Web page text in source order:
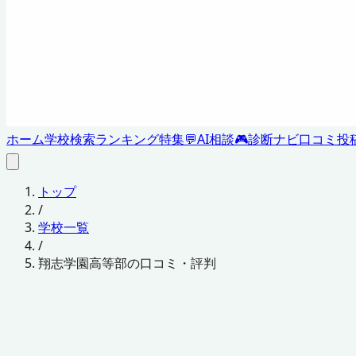
ホーム学校検索ランキング特集💬AI相談🎮診断ナビ口コミ投
トップ
/
学校一覧
/
翔志学園高等部の口コミ・評判